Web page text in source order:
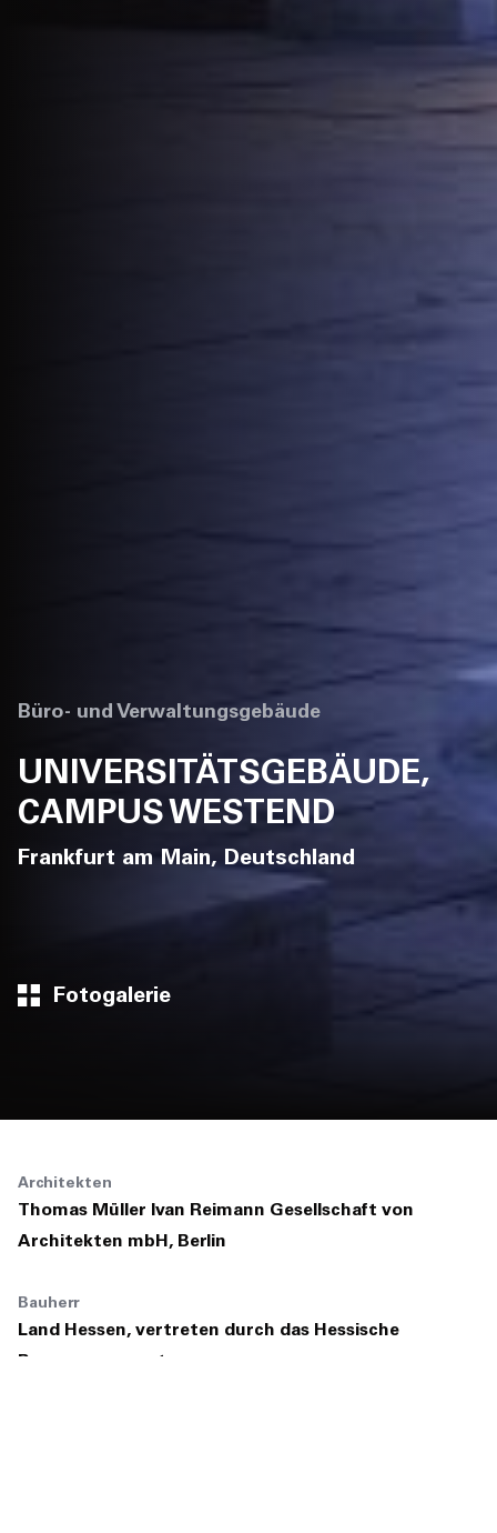
Büro- und Verwaltungsgebäude
UNIVERSITÄTSGEBÄUDE,
CAMPUS WESTEND
Frankfurt am Main, Deutschland
Fotogalerie
Architekten
Thomas Müller Ivan Reimann Gesellschaft von
Architekten mbH, Berlin
Bauherr
Land Hessen, vertreten durch das Hessische
Baumanagement